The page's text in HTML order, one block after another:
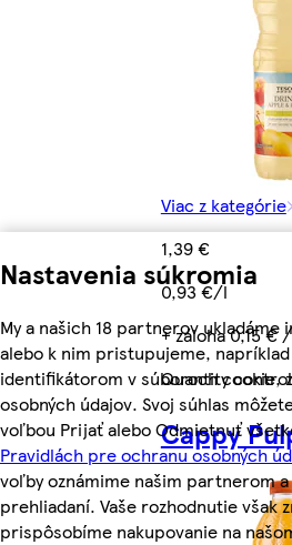
Nastavenia súkromia
My a našich 18 partnerov ukladáme
alebo k nim pristupujeme,
identifikátorom v súboroch cookie,
osobných údajov. Svoj súhlas
voľbou Prijať alebo Odmietnuť
Pravidlách pre ochranu osobných
voľby oznámime našim partnerom
prehliadaní. Vaše rozhodnutie však
prispôsobíme nakupovanie na
Viac z kategórie
1,39 €
0,93 €/l
+ záloha 0,15 €
Quantity
Cappy